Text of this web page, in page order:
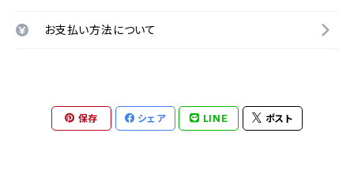
お支払い方法について
保存 シェア LINE ポスト